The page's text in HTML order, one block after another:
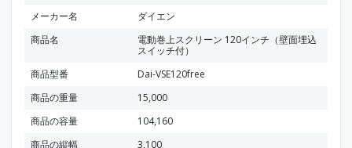
メーカー名
ダイエン
商品名
電動巻上スクリーン 120インチ（壁面埋込
スイッチ付）
商品型番
Dai-VSE120free
商品の重量
15,000
商品の容量
104,160
商品の縦幅
3,100